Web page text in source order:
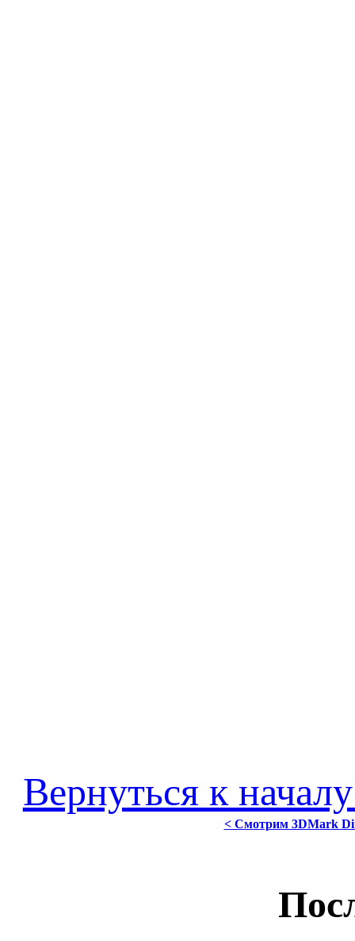
Вернуться к
< Смотрим 3DMark